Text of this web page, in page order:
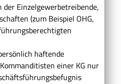
der Einzelgewerbetreibende,
(zum Beispiel OHG,
haftende
einer KG nur